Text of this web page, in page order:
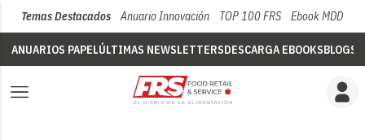
Temas Destacados Anuario Innovación TOP 100 FRS Ebook MDD
ANUARIOS PAPELÚLTIMAS NEWSLETTERSDESCARGA EBOOKSBLOGS